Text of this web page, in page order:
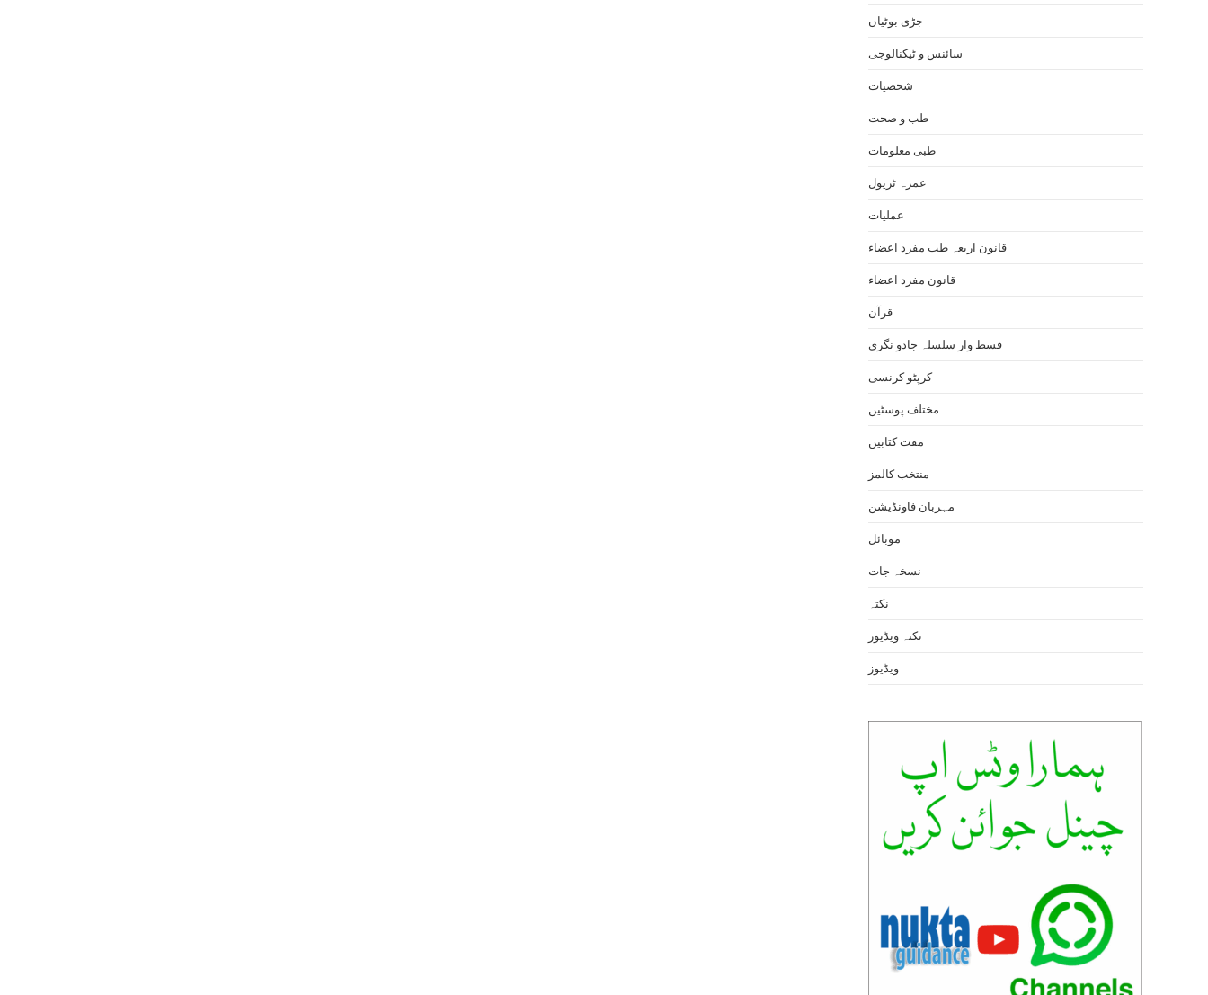
جڑی بوٹیاں
سائنس و ٹیکنالوجی
شخصیات
طب و صحت
طبی معلومات
عمرہ ٹریول
عملیات
قانون اربعہ طب مفرد اعضاء
قانون مفرد اعضاء
قرآن
قسط وار سلسلہ جادو نگری
کرپٹو کرنسی
مختلف پوسٹیں
مفت کتابیں
منتخب کالمز
مہربان فاونڈیشن
موبائل
نسخہ جات
نکتہ
نکتہ ویڈیوز
ویڈیوز